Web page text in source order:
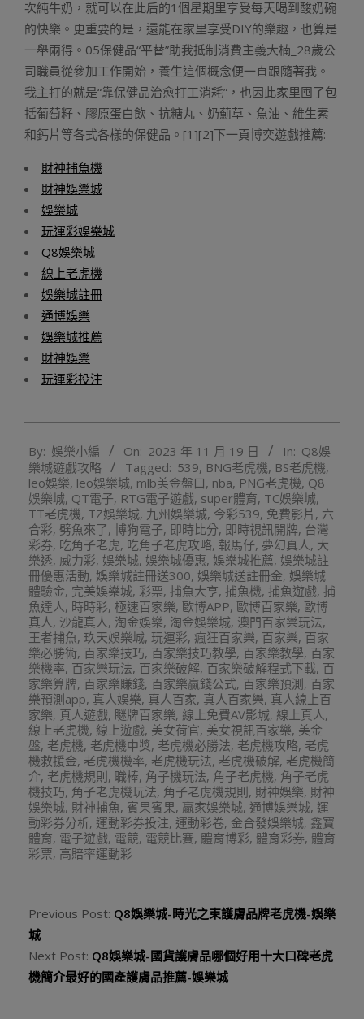
次純牛奶，就可以在此后的1個星期里享受每天喝到酸奶碗
的快樂。更重要的是，還能在家里享受DIY的樂趣，也算是
一舉兩得。05保健品“平替”助我抵制消費主義大楠_28歲公
司職員從參加工作開始，養生這個概念便一直跟隨著我。
我主打的就是“靠保健品治愈打工消耗”，也因此家里囤了包
括葡萄籽、膠原蛋白飲、抗糖丸、奶薊草、魚油、維生素
和鈣片等各式各樣的保健品。[1][2]下一頁博奕遊戲推薦:
財神捕魚機
財神娛樂城
娛樂城
玩運彩娛樂城
Q8娛樂城
線上老虎機
娛樂城註冊
通博娛樂
娛樂城推薦
財神娛樂
玩運彩投注
11-
19
By: 娛樂小編 On: 2023 年 11 月 19 日 In: Q8娛
樂城遊戲攻略
Tagged: 539, BNG老虎機, BS老虎機,
leo娛樂, leo娛樂城, mlb美金盤口, nba, PNG老虎機, Q8
娛樂城, QT電子, RTG電子遊戲, super體育, TC娛樂城,
TT老虎機, TZ娛樂城, 九州娛樂城, 今彩539, 免費影片 , 六
合彩, 劈魚來了, 博狗電子, 即時比分, 即時視訊開牌, 台灣
彩券, 吃角子老虎, 吃角子老虎攻略, 報馬仔, 夢幻真人, 大
樂透, 威力彩, 娛樂城, 娛樂城優惠, 娛樂城推薦, 娛樂城註
冊優惠活動, 娛樂城註冊送300, 娛樂城送註冊金, 娛樂城
體驗金, 完美娛樂城, 彩票, 捕魚大亨, 捕魚機, 捕魚遊戲, 捕
魚達人, 時時彩, 極速百家樂, 歐博APP, 歐博百家樂, 歐博
真人, 沙龍真人, 淘金娛樂, 淘金娛樂城, 澳門百家樂玩法,
王者捕魚, 玖天娛樂城, 玩運彩, 瘋狂百家樂, 百家樂, 百家
樂必勝術, 百家樂技巧, 百家樂技巧教學, 百家樂教學, 百家
樂機率, 百家樂玩法, 百家樂破解, 百家樂破解程式下載, 百
家樂算牌, 百家樂賺錢, 百家樂贏錢公式, 百家樂預測 , 百家
樂預測app, 真人娛樂, 真人百家, 真人百家樂, 真人線上百
家樂, 真人遊戲, 瞇牌百家樂, 線上免費AV影城, 線上真人,
線上老虎機, 線上遊戲, 美女荷官, 美女視訊百家樂, 美金
盤, 老虎機, 老虎機中獎, 老虎機必勝法, 老虎機攻略, 老虎
機救援金, 老虎機機率, 老虎機玩法, 老虎機破解, 老虎機簡
介, 老虎機規則, 職棒, 角子機玩法, 角子老虎機, 角子老虎
機技巧, 角子老虎機玩法, 角子老虎機規則, 財神娛樂, 財神
娛樂城, 財神捕魚, 賓果賓果, 贏家娛樂城, 通博娛樂城, 運
動彩券分析, 運動彩券投注, 運動彩卷, 金合發娛樂城, 鑫寶
體育, 電子遊戲, 電競, 電競比賽, 體育博彩, 體育彩券, 體育
彩票, 高賠率運動彩
Previous Post: Q8娛樂城-時光之束護膚品牌老虎機-娛樂
城
Next Post: Q8娛樂城-國貨護膚品哪個好用十大口碑老虎
機簡介最好的國產護膚品推薦-娛樂城